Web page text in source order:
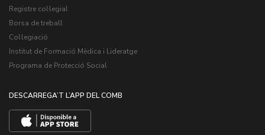
Registre col·legial
Borsa de treball
Col·legiació
Institut de Formació Mèdica i Lideratge
Programa de Protecció Social
DESCARREGA’T L’APP DEL COMB